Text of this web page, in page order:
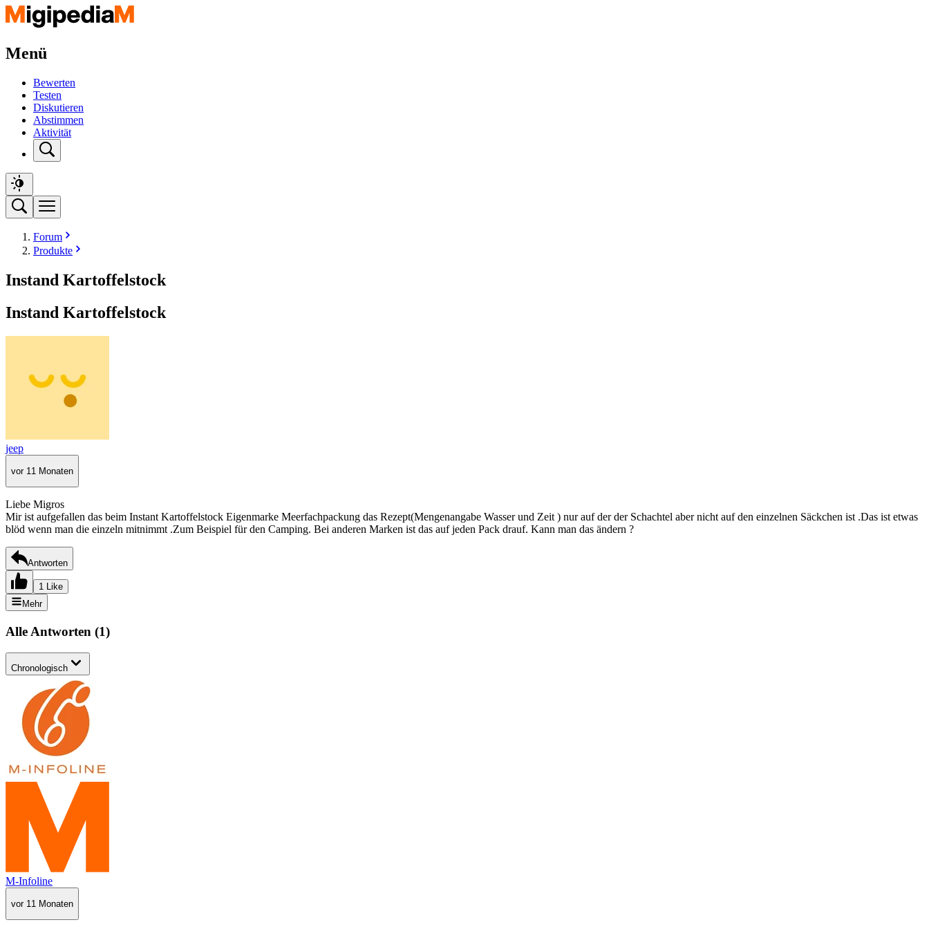
Menü
Bewerten
Testen
Diskutieren
Abstimmen
Aktivität
Forum
Produkte
Instand Kartoffelstock
Instand Kartoffelstock
jeep
vor 11 Monaten
Liebe Migros
Mir ist aufgefallen das beim Instant Kartoffelstock Eigenmarke Meerfachpackung das Rezept(Mengenangabe Wasser und Zeit ) nur auf der der Schachtel aber nicht auf den einzelnen Säckchen ist .Das ist etwas
blöd wenn man die einzeln mitnimmt .Zum Beispiel für den Camping. Bei anderen Marken ist das auf jeden Pack drauf. Kann man das ändern ?
Antworten
1 Like
Mehr
Alle Antworten (1)
Chronologisch
M-Infoline
vor 11 Monaten